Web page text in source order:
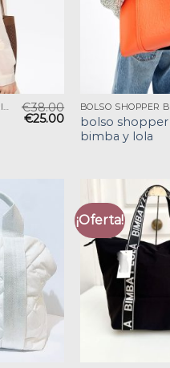
BOLSO SHOPPER BIMBA Y LOLA €38.00
€25.00
bolso shopper
bimba y lola
¡Oferta!